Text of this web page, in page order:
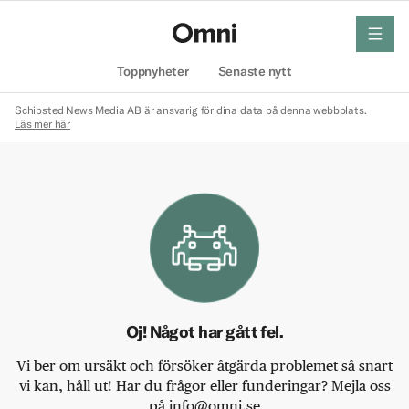
Toppnyheter Senaste nytt
meny
Schibsted News Media AB är ansvarig för dina data på denna webbplats.
Läs mer här
Oj! Något har gått fel.
Vi ber om ursäkt och försöker åtgärda problemet så snart
vi kan, håll ut! Har du frågor eller funderingar? Mejla oss